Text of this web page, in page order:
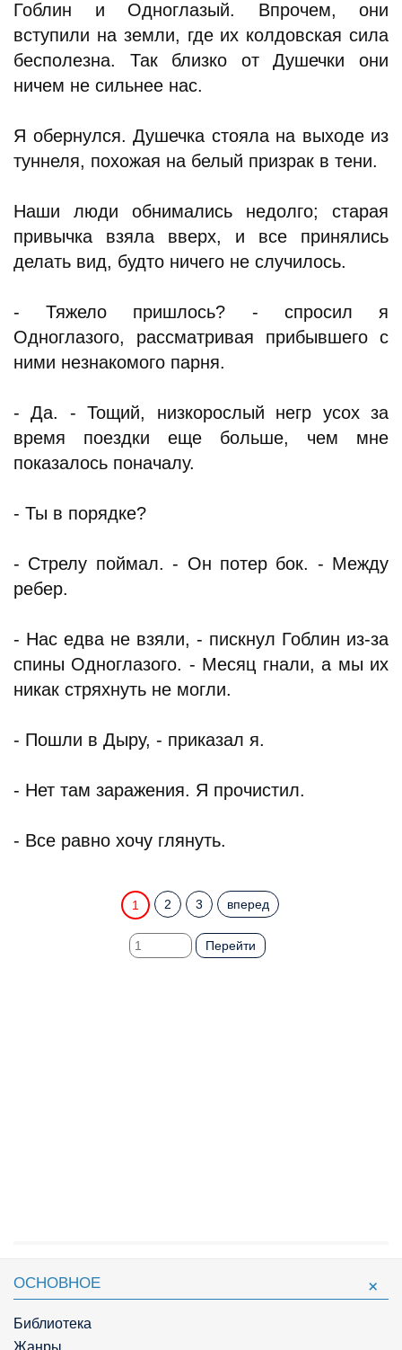
Гоблин и Одноглазый. Впрочем, они
вступили на земли, где их колдовская сила
бесполезна. Так близко от Душечки они
ничем не сильнее нас.
Я обернулся. Душечка стояла на выходе из
туннеля, похожая на белый призрак в тени.
Наши люди обнимались недолго; старая
привычка взяла вверх, и все принялись
делать вид, будто ничего не случилось.
- Тяжело пришлось? - спросил я
Одноглазого, рассматривая прибывшего с
ними незнакомого парня.
- Да. - Тощий, низкорослый негр усох за
время поездки еще больше, чем мне
показалось поначалу.
- Ты в порядке?
- Стрелу поймал. - Он потер бок. - Между
ребер.
- Нас едва не взяли, - пискнул Гоблин из-за
спины Одноглазого. - Месяц гнали, а мы их
никак стряхнуть не могли.
- Пошли в Дыру, - приказал я.
- Нет там заражения. Я прочистил.
- Все равно хочу глянуть.
1 2 3 вперед
Перейти
ОСНОВНОЕ
Библиотека
Жанры